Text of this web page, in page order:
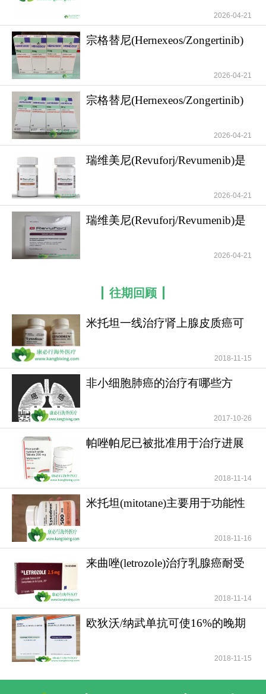
从分子机制层面分析，马法兰的杀伤力源于其
简单而直接的化学攻击模式。作为一种双功能烷化
剂，马法兰分子两端的氯乙基基团就像两只强有力
的手，能够同时抓住DNA双链上鸟嘌呤的第七位氮
原子，形成稳定的交联桥。这种交联使得DNA双链
无法解旋，就像被焊死的拉链一样，彻底阻断了
DNA聚合酶的前进道路，迫使正在进行复制的癌细
胞停滞在细胞周期并启动凋亡程序。与靶向治疗药
物精准打击特定突变不同，马法兰属于非特异性细
胞毒性药物，它能indiscriminately地攻击所有快速分
裂的细胞，这种特性使其在杀伤骨髓瘤细胞的同
时，也会对骨髓、胃肠道黏膜等正常组织造成损
伤。然而，正是这种强大的杀伤力，使得高剂量马
法兰成为造血干细胞移植前清髓治疗的金标准，它
能够为后续干细胞的归巢和增殖腾出至关重要的骨
在临床安全管理方面，
为严峻的骨髓抑制挑战，需要医疗团队进行严密的
全程监护。由于该药物对骨髓造血功能具有深度抑
制作用，患者在接受治疗后通常会出现重度中性粒
细胞减少、血小板减少和贫血，这使得感染和出血
的风险急剧升高，因此在进行高剂量预处理时，患
者必须入住无菌层流病房，并接受输血支持和预防
性抗感染治疗，直至造血功能开始恢复。此外，马
法兰还可能引发严重的恶心呕吐和腹泻等胃肠道毒
性，以及肝静脉闭塞病等肝损伤，医生通常会在给
药前后使用高效止吐药物和肝保护剂进行预防性干
预。对于肾功能不全的患者，由于马法兰的排泄受
阻会导致毒性累积，医生必须根据肌酐清除率严格
下调剂量，通常对于肌酐清除率低于每分钟十毫升
的终末期肾病患者，姑息治疗剂量需减半使用，以
避免发生致命的骨髓衰竭。
对于正在接受马法兰治疗的患者及其家属而
言，建立无菌防护意识和配合支持治疗是度过危险
期的关键。在高剂量预处理期间，患者及家属需严
格遵守层流病房的消毒隔离制度，佩戴口罩，并注
意饮食的清洁卫生，避免食用生冷食物以预防肠道
2026-04-21
宗格替尼(Hernexeos/Zongertinib)
2026-04-21
宗格替尼(Hernexeos/Zongertinib)
2026-04-21
瑞维美尼(Revuforj/Revumenib)是
2026-04-21
瑞维美尼(Revuforj/Revumenib)是
2026-04-21
往期回顾
米托坦一线治疗肾上腺皮质癌可
2018-11-15
非小细胞肺癌的治疗有哪些方
2017-10-26
帕唑帕尼已被批准用于治疗进展
2018-11-14
米托坦(mitotane)主要用于功能性
2018-11-16
来曲唑(letrozole)治疗乳腺癌耐受
2018-11-14
欧狄沃/纳武单抗可使16%的晚期
2018-11-15